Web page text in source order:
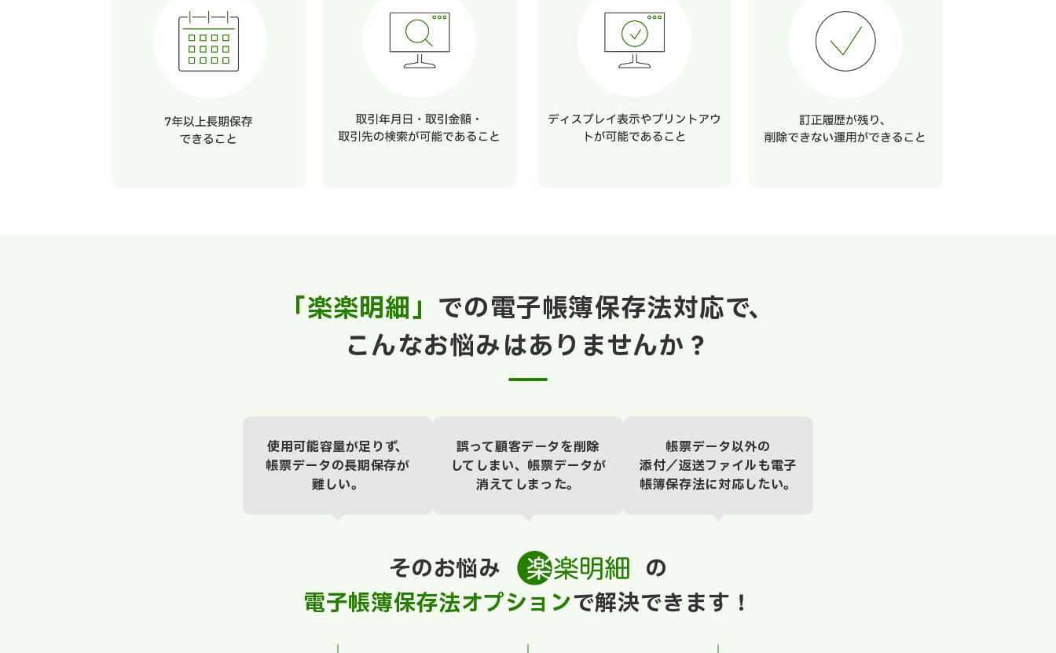
「楽楽明細」 での電子帳簿保存法対応で、
こんなお悩みはありませんか？
そのお悩み
の
電子帳簿保存法オプションで解決できます！
使用可能容量が足りず、
帳票データの長期保存が
難しい。
誤って顧客データを削除
してしまい、帳票データが
消えてしまった。
帳票データ以外の
添付／返送ファイルも電子
帳簿保存法に対応したい。